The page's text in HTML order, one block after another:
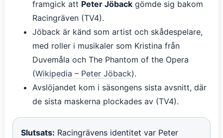
framgick att Peter Jöback gömde sig bakom
Racingräven (TV4).
Jöback är känd som artist och skådespelare,
med roller i musikaler som Kristina från
Duvemåla och The Phantom of the Opera
(Wikipedia – Peter Jöback).
Avslöjandet kom i säsongens sista avsnitt, där
de sista maskerna plockades av (TV4).
Slutsats: Racingrävens identitet var Peter